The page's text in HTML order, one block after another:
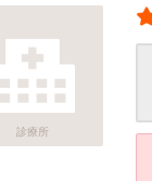
診療所